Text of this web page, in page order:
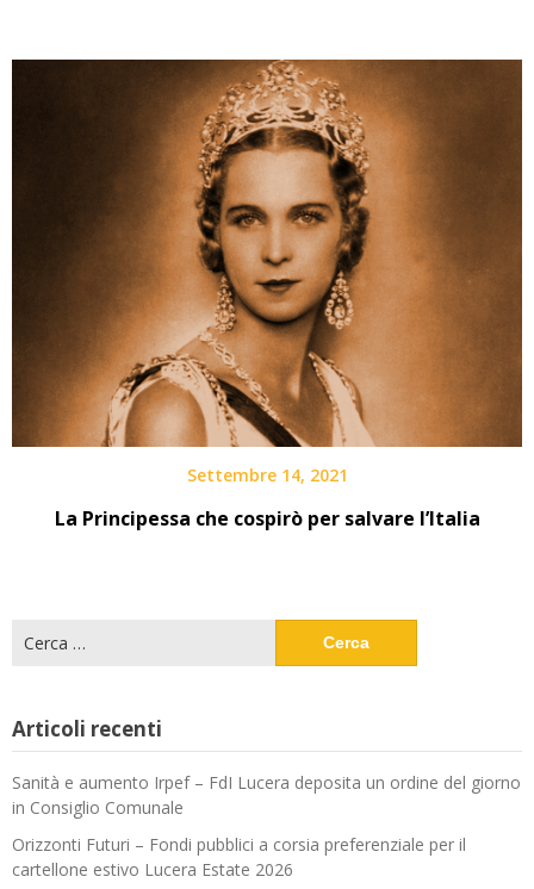
Settembre 14, 2021
La Principessa che cospirò per salvare l’Italia
per:
Articoli recenti
Sanità e aumento Irpef – FdI Lucera deposita un ordine del giorno
in Consiglio Comunale
Orizzonti Futuri – Fondi pubblici a corsia preferenziale per il
cartellone estivo Lucera Estate 2026